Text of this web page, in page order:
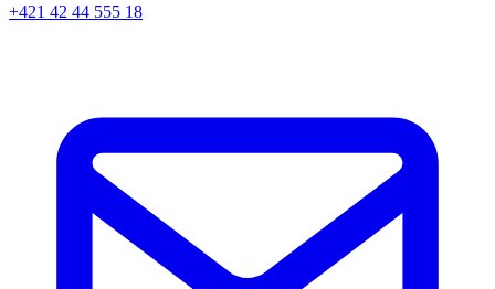
+421 42 44 555 18